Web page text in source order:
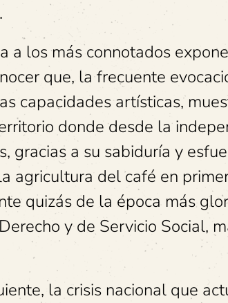
a los más connotados
que, la frecuente
capacidades artísticas,
donde desde la
gracias a su sabiduría y
agricultura del café en
quizás de la época más
y de Servicio Social,
la crisis nacional que